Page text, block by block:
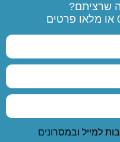
שרציתם?
או מלאו פרטים
למייל ובמסרונים